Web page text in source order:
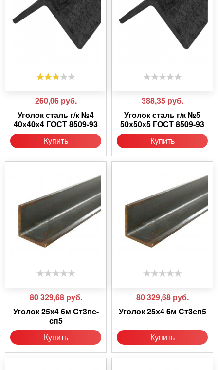
260,06 руб.
Уголок сталь г/к №4
40х40х4 ГОСТ 8509-93
Купить
388,35 руб.
Уголок сталь г/к №5
50х50х5 ГОСТ 8509-93
Купить
80 329,68 руб.
Уголок 25х4 6м Ст3пс-
сп5
Купить
80 329,68 руб.
Уголок 25х4 6м Ст3сп5
Купить